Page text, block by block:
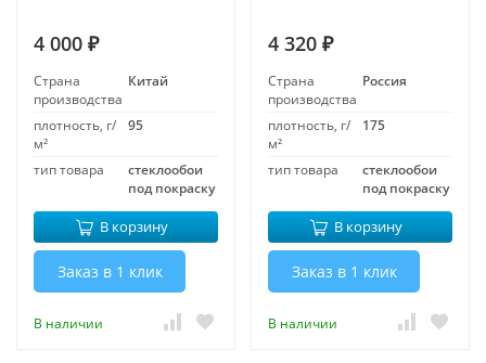
4 000 ₽
Страна
производства
Китай
плотность, г/
м²
95
тип товара
стеклообои
под покраску
В корзину
Заказ в 1 клик
В наличии
4 320 ₽
Страна
производства
Россия
плотность, г/
м²
175
тип товара
стеклообои
под покраску
В корзину
Заказ в 1 клик
В наличии